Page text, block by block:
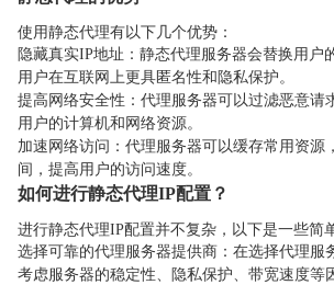
使用静态代理有以下几个优势：
隐藏真实IP地址：静态代理服务器会替换用户
用户在互联网上更具匿名性和隐私保护。
提高网络安全性：代理服务器可以过滤恶意请
用户的计算机和网络资源。
加速网络访问：代理服务器可以缓存常用资源
间，提高用户的访问速度。
如何进行静态代理IP配置？
进行静态代理IP配置并不复杂，以下是一些简
选择可靠的代理服务器提供商：在选择代理服
考虑服务器的稳定性、隐私保护、带宽速度等